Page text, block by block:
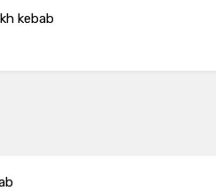
kebab